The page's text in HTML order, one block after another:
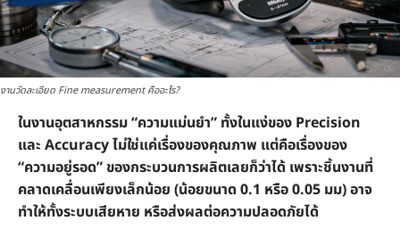
งานวัดละเอียด Fine measurement คืออะไร?
ในงานอุตสาหกรรม “ความแม่นยำ” ทั้งในแง่ของ Precision
และ Accuracy ไม่ใช่แค่เรื่องของคุณภาพ แต่คือเรื่องของ
“ความอยู่รอด” ของกระบวนการผลิตเลยก็ว่าได้ เพราะชิ้นงานที่
คลาดเคลื่อนเพียงเล็กน้อย (น้อยขนาด 0.1 หรือ 0.05 มม) อาจ
ทำให้ทั้งระบบเสียหาย หรือส่งผลต่อความปลอดภัยได้